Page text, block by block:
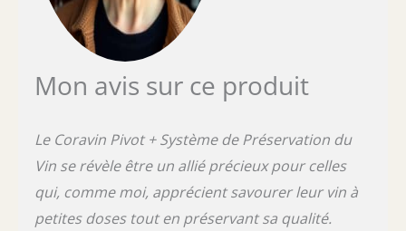
peuvent présenter un risque pour l'intégrité
et les performances de votre appareil, ce qui
peut entraîner des ruptures ou des
dysfonctionnements.
Mon avis sur ce produit
Le Coravin Pivot + Système de Préservation du
Vin se révèle être un allié précieux pour celles
qui, comme moi, apprécient savourer leur vin à
petites doses tout en préservant sa qualité.